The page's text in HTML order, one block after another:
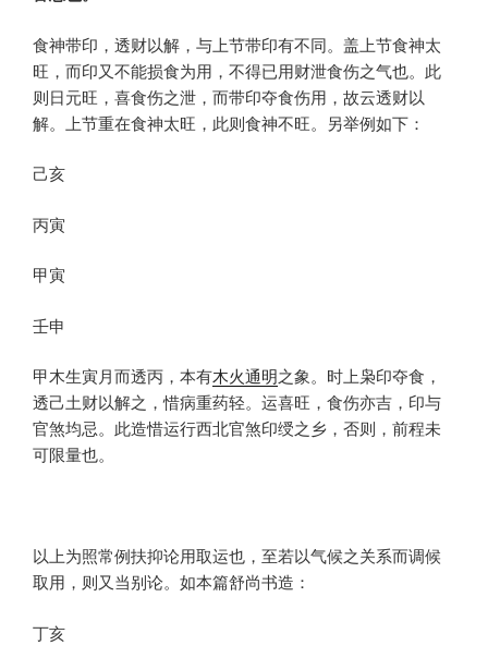
食神带印，透财以解，与上节带印有不同。盖上节食神太
旺，而印又不能损食为用，不得已用财泄食伤之气也。此
则日元旺，喜食伤之泄，而带印夺食伤用，故云透财以
解。上节重在食神太旺，此则食神不旺。另举例如下：
己亥
丙寅
甲寅
壬申
甲木生寅月而透丙，本有木火通明之象。时上枭印夺食，
透己土财以解之，惜病重药轻。运喜旺，食伤亦吉，印与
官煞均忌。此造惜运行西北官煞印绶之乡，否则，前程未
可限量也。
以上为照常例扶抑论用取运也，至若以气候之关系而调候
取用，则又当别论。如本篇舒尚书造：
丁亥